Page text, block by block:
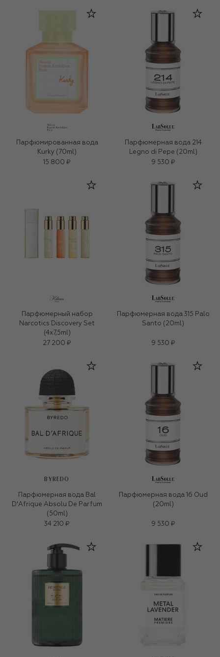
Парфюмированная вода
Kurky (70ml)
15 800 ₽
Парфюмерная вода 214
Legno di Pepe (20ml)
9 530 ₽
Парфюмерный набор
Narcotics Discovery Set
(4x7,5ml)
27 200 ₽
Парфюмерная вода 315 Palo
Santo (20ml)
9 530 ₽
BYREDO
Парфюмерная вода Bal
D'Afrique Absolu De Parfum
(50ml)
34 210 ₽
Парфюмерная вода 16 Oud
(20ml)
9 530 ₽